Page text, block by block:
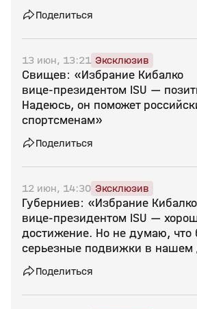
Поделиться
13 июн, 13:21 Эксклюзив
Свищев: «Избрание Кибалко
вице‑президентом ISU —
Надеюсь, он поможет
спортсменам»
Поделиться
12 июн, 14:30 Эксклюзив
Губерниев: «Избрание Кибалко
вице‑президентом ISU —
достижение. Но не думаю, что
серьезные подвижки в нашем
Поделиться